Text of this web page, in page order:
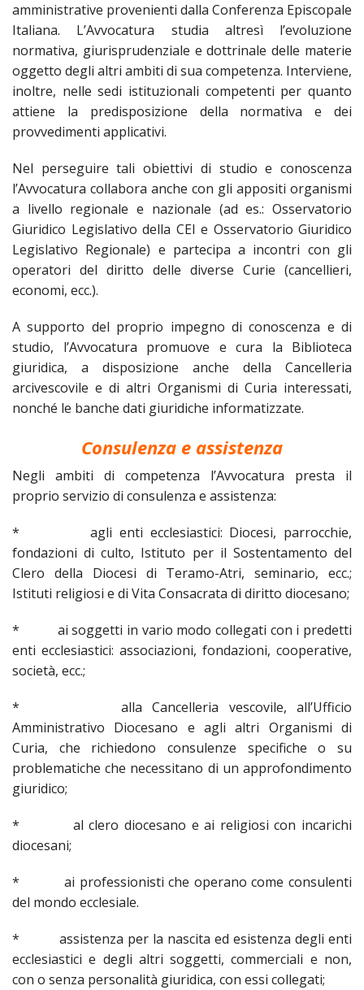
amministrative provenienti dalla Conferenza Episcopale
Italiana. L’Avvocatura studia altresì l’evoluzione
normativa, giurisprudenziale e dottrinale delle materie
oggetto degli altri ambiti di sua competenza. Interviene,
inoltre, nelle sedi istituzionali competenti per quanto
attiene la predisposizione della normativa e dei
provvedimenti applicativi.
Nel perseguire tali obiettivi di studio e conoscenza
l’Avvocatura collabora anche con gli appositi organismi
a livello regionale e nazionale (ad es.: Osservatorio
Giuridico Legislativo della CEI e Osservatorio Giuridico
Legislativo Regionale) e partecipa a incontri con gli
operatori del diritto delle diverse Curie (cancellieri,
economi, ecc.).
A supporto del proprio impegno di conoscenza e di
studio, l’Avvocatura promuove e cura la Biblioteca
giuridica, a disposizione anche della Cancelleria
arcivescovile e di altri Organismi di Curia interessati,
nonché le banche dati giuridiche informatizzate.
Consulenza e assistenza
Negli ambiti di competenza l’Avvocatura presta il
proprio servizio di consulenza e assistenza:
* agli enti ecclesiastici: Diocesi, parrocchie,
fondazioni di culto, Istituto per il Sostentamento del
Clero della Diocesi di Teramo-Atri, seminario, ecc.;
Istituti religiosi e di Vita Consacrata di diritto diocesano;
* ai soggetti in vario modo collegati con i predetti
enti ecclesiastici: associazioni, fondazioni, cooperative,
società, ecc.;
* alla Cancelleria vescovile, all’Ufficio
Amministrativo Diocesano e agli altri Organismi di
Curia, che richiedono consulenze specifiche o su
problematiche che necessitano di un approfondimento
giuridico;
* al clero diocesano e ai religiosi con incarichi
diocesani;
* ai professionisti che operano come consulenti
del mondo ecclesiale.
* assistenza per la nascita ed esistenza degli enti
ecclesiastici e degli altri soggetti, commerciali e non,
con o senza personalità giuridica, con essi collegati;